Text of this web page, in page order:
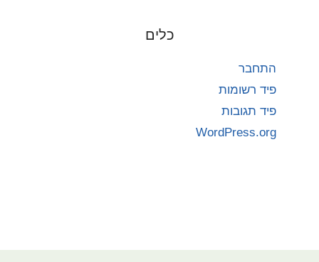
כלים
התחבר
פיד רשומות
פיד תגובות
WordPress.org